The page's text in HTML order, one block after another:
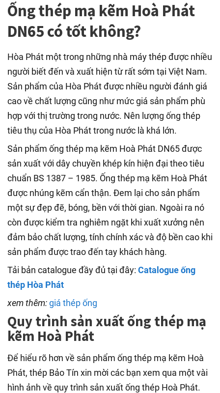
Ống thép mạ kẽm Hoà Phát
DN65 có tốt không?
Hòa Phát một trong những nhà máy thép được nhiều
người biết đến và xuất hiện từ rất sớm tại Việt Nam.
Sản phẩm của Hòa Phát được nhiều người đánh giá
cao về chất lượng cũng như mức giá sản phẩm phù
hợp với thị trường trong nước. Nên lượng ống thép
tiêu thụ của Hòa Phát trong nước là khá lớn.
Sản phẩm ống thép mạ kẽm Hoà Phát DN65 được
sản xuất với dây chuyền khép kín hiện đại theo tiêu
chuẩn BS 1387 – 1985. Ống thép mạ kẽm Hoà Phát
được nhúng kẽm cẩn thận. Đem lại cho sản phẩm
một sự đẹp đẽ, bóng, bền với thời gian. Ngoài ra nó
còn được kiểm tra nghiêm ngặt khi xuất xưởng nên
đảm bảo chất lượng, tính chính xác và độ bền cao khi
sản phẩm được trao đến tay khách hàng.
Tải bản catalogue đầy đủ tại đây: Catalogue ống
thép Hòa Phát
xem thêm:giá thép ống
Quy trình sản xuất ống thép mạ
kẽm Hoà Phát
Để hiểu rõ hơn về sản phẩm ống thép mạ kẽm Hoà
Phát, thép Bảo Tín xin mời các bạn xem qua một vài
hình ảnh về quy trình sản xuất ống thép Hoà Phát.